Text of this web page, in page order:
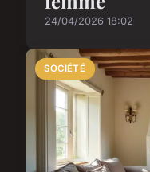
24/04/2026 18:02
SOCIÉTÉ